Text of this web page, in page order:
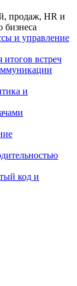
продаж, HR и
бизнеса
и управление
встреч
и
код и